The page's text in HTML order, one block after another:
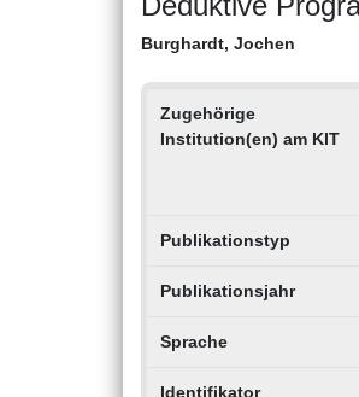
Burghardt, Jochen
Zugehörige
Institution(en) am KIT
Publikationstyp
Publikationsjahr
Sprache
Identifikator